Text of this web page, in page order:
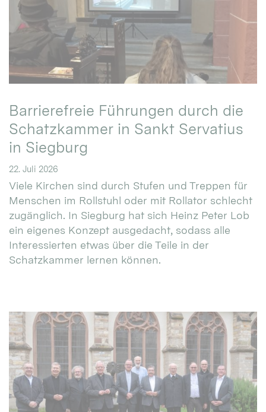
Barrierefreie Führungen durch die
Schatzkammer in Sankt Servatius
in Siegburg
22. Juli 2026
Viele Kirchen sind durch Stufen und Treppen für
Menschen im Rollstuhl oder mit Rollator schlecht
zugänglich. In Siegburg hat sich Heinz Peter Lob
ein eigenes Konzept ausgedacht, sodass alle
Interessierten etwas über die Teile in der
Schatzkammer lernen können.